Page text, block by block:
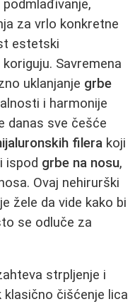
za vrlo konkretne
estetski
Savremena
uklanjanje grbe
i harmonije
danas sve češće
filera koji
ispod grbe na nosu,
Ovaj nehirurški
žele da vide kako bi
se odluče za
strpljenje i
čišćenje lica